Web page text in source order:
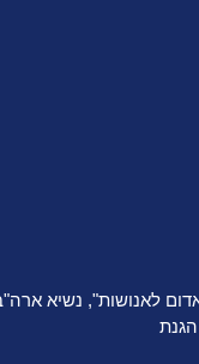
לאנושות", נשיא